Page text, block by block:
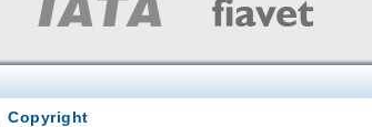
Copyright